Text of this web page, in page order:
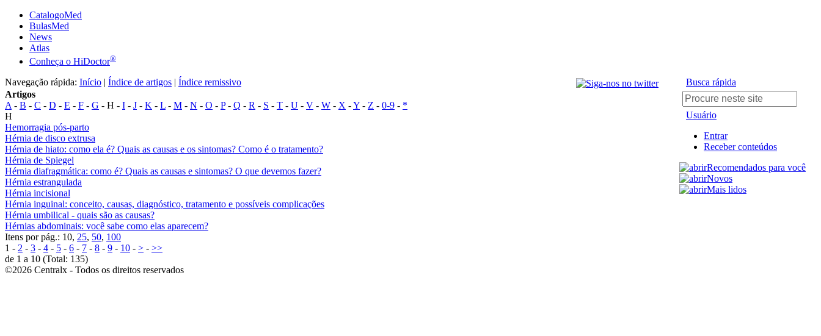
CatalogoMed
BulasMed
News
Atlas
Conheça o HiDoctor®
Navegação rápida: Início | Índice de artigos | Índice remissivo
Artigos
A - B - C - D - E - F - G - H - I - J - K - L - M - N - O - P- Q - R - S - T - U - V - W - X -Y - Z - 0-9 - *
H
Hemorragia pós-parto
Hérnia de disco extrusa
Hérnia de hiato: como ela é? Quais as causas e os sintomas? Como é o tratamento?
Hérnia de Spiegel
Hérnia diafragmática: como é? Quais as causas e sintomas? O que devemos fazer?
Hérnia estrangulada
Hérnia incisional
Hérnia inguinal: conceito, causas, diagnóstico, tratamento e possíveis complicações
Hérnia umbilical - quais são as causas?
Hérnias abdominais: você sabe como elas aparecem?
Itens por pág.: 10, 25, 50, 100
1 - 2 - 3 - 4 - 5 - 6 - 7 - 8 - 9 - 10 - > - >>
de 1 a 10 (Total: 135)
Busca rápida
Usuário
Entrar
Receber conteúdos
Recomendados para você
Novos
Mais lidos
©2026 Centralx - Todos os direitos reservados